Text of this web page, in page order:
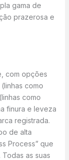
gama de
prazerosa e
com opções
como
como
finura e leveza
registrada.
de alta
Process” que
as suas